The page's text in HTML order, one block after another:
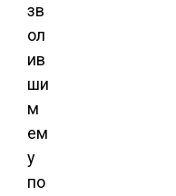
зв
ол
ив
ши
м
ем
у
по